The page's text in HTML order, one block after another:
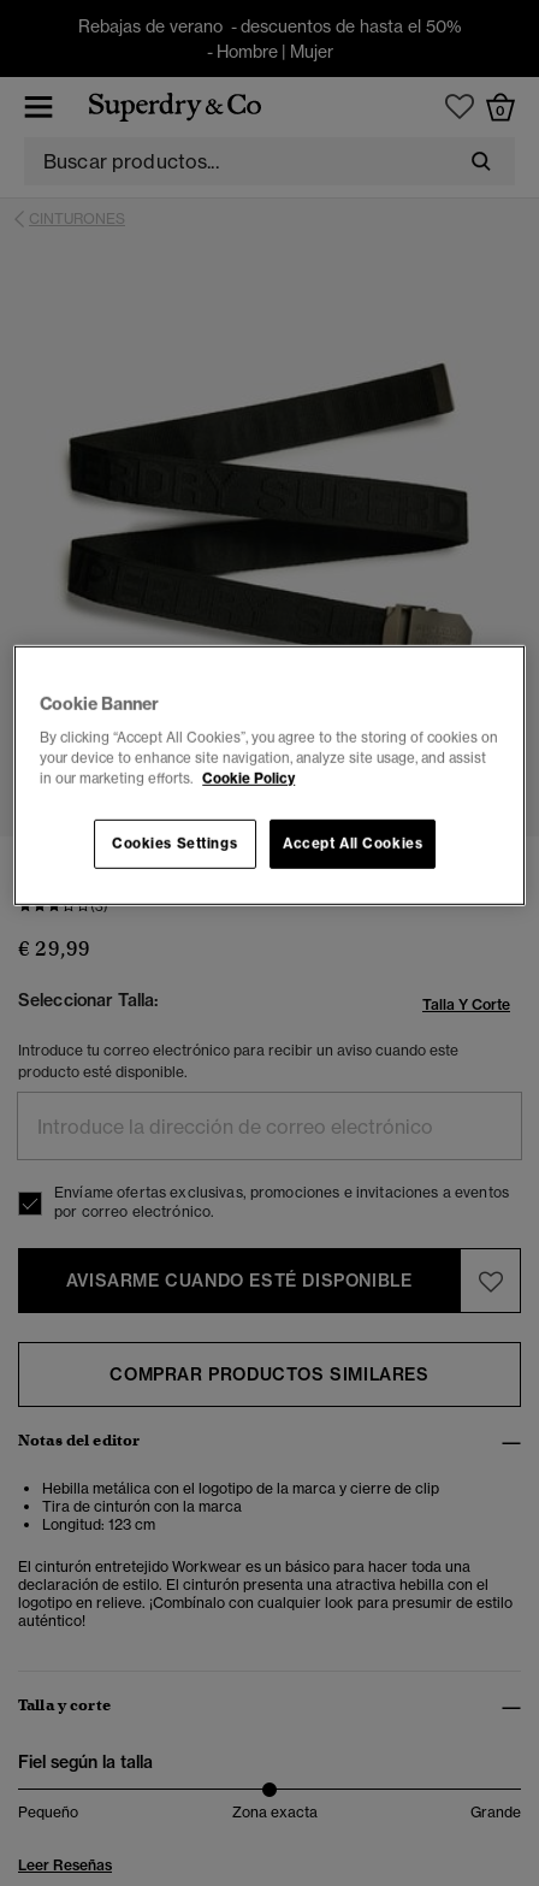
Rebajas de verano - descuentos de hasta el 50%
- Hombre| Mujer
0
CINTURONES
1 2 3 4 5
Cinturón entretejido Workwear
(3)
€ 29,99
Seleccionar Talla: Talla Y Corte
Introduce tu correo electrónico para recibir un aviso cuando este
producto esté disponible.
Envíame ofertas exclusivas, promociones e invitaciones a eventos
por correo electrónico.
AVISARME CUANDO ESTÉ DISPONIBLE
COMPRAR PRODUCTOS SIMILARES
Notas del editor
Hebilla metálica con el logotipo de la marca y cierre de clip
Tira de cinturón con la marca
Longitud: 123 cm
El cinturón entretejido Workwear es un básico para hacer toda una
declaración de estilo. El cinturón presenta una atractiva hebilla con el
logotipo en relieve. ¡Combínalo con cualquier look para presumir de estilo
auténtico!
Talla y corte
Fiel según la talla
Pequeño Zona exacta Grande
Leer Reseñas
Cookie Banner
By clicking “Accept All Cookies”, you agree to the storing of cookies on
your device to enhance site navigation, analyze site usage, and assist
in our marketing efforts. Cookie Policy
Accept All Cookies
Cookies Settings